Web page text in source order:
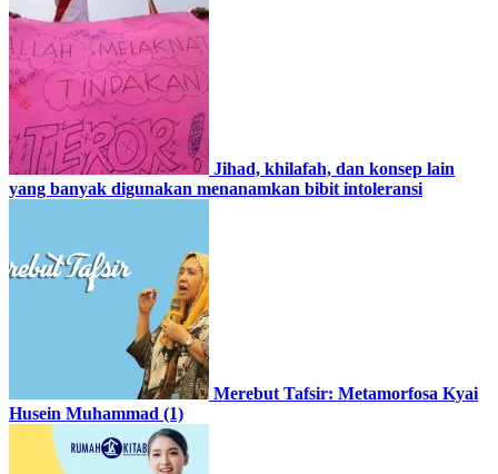
Jihad, khilafah, dan konsep lain
yang banyak digunakan menanamkan bibit intoleransi
Merebut Tafsir: Metamorfosa Kyai
Husein Muhammad (1)